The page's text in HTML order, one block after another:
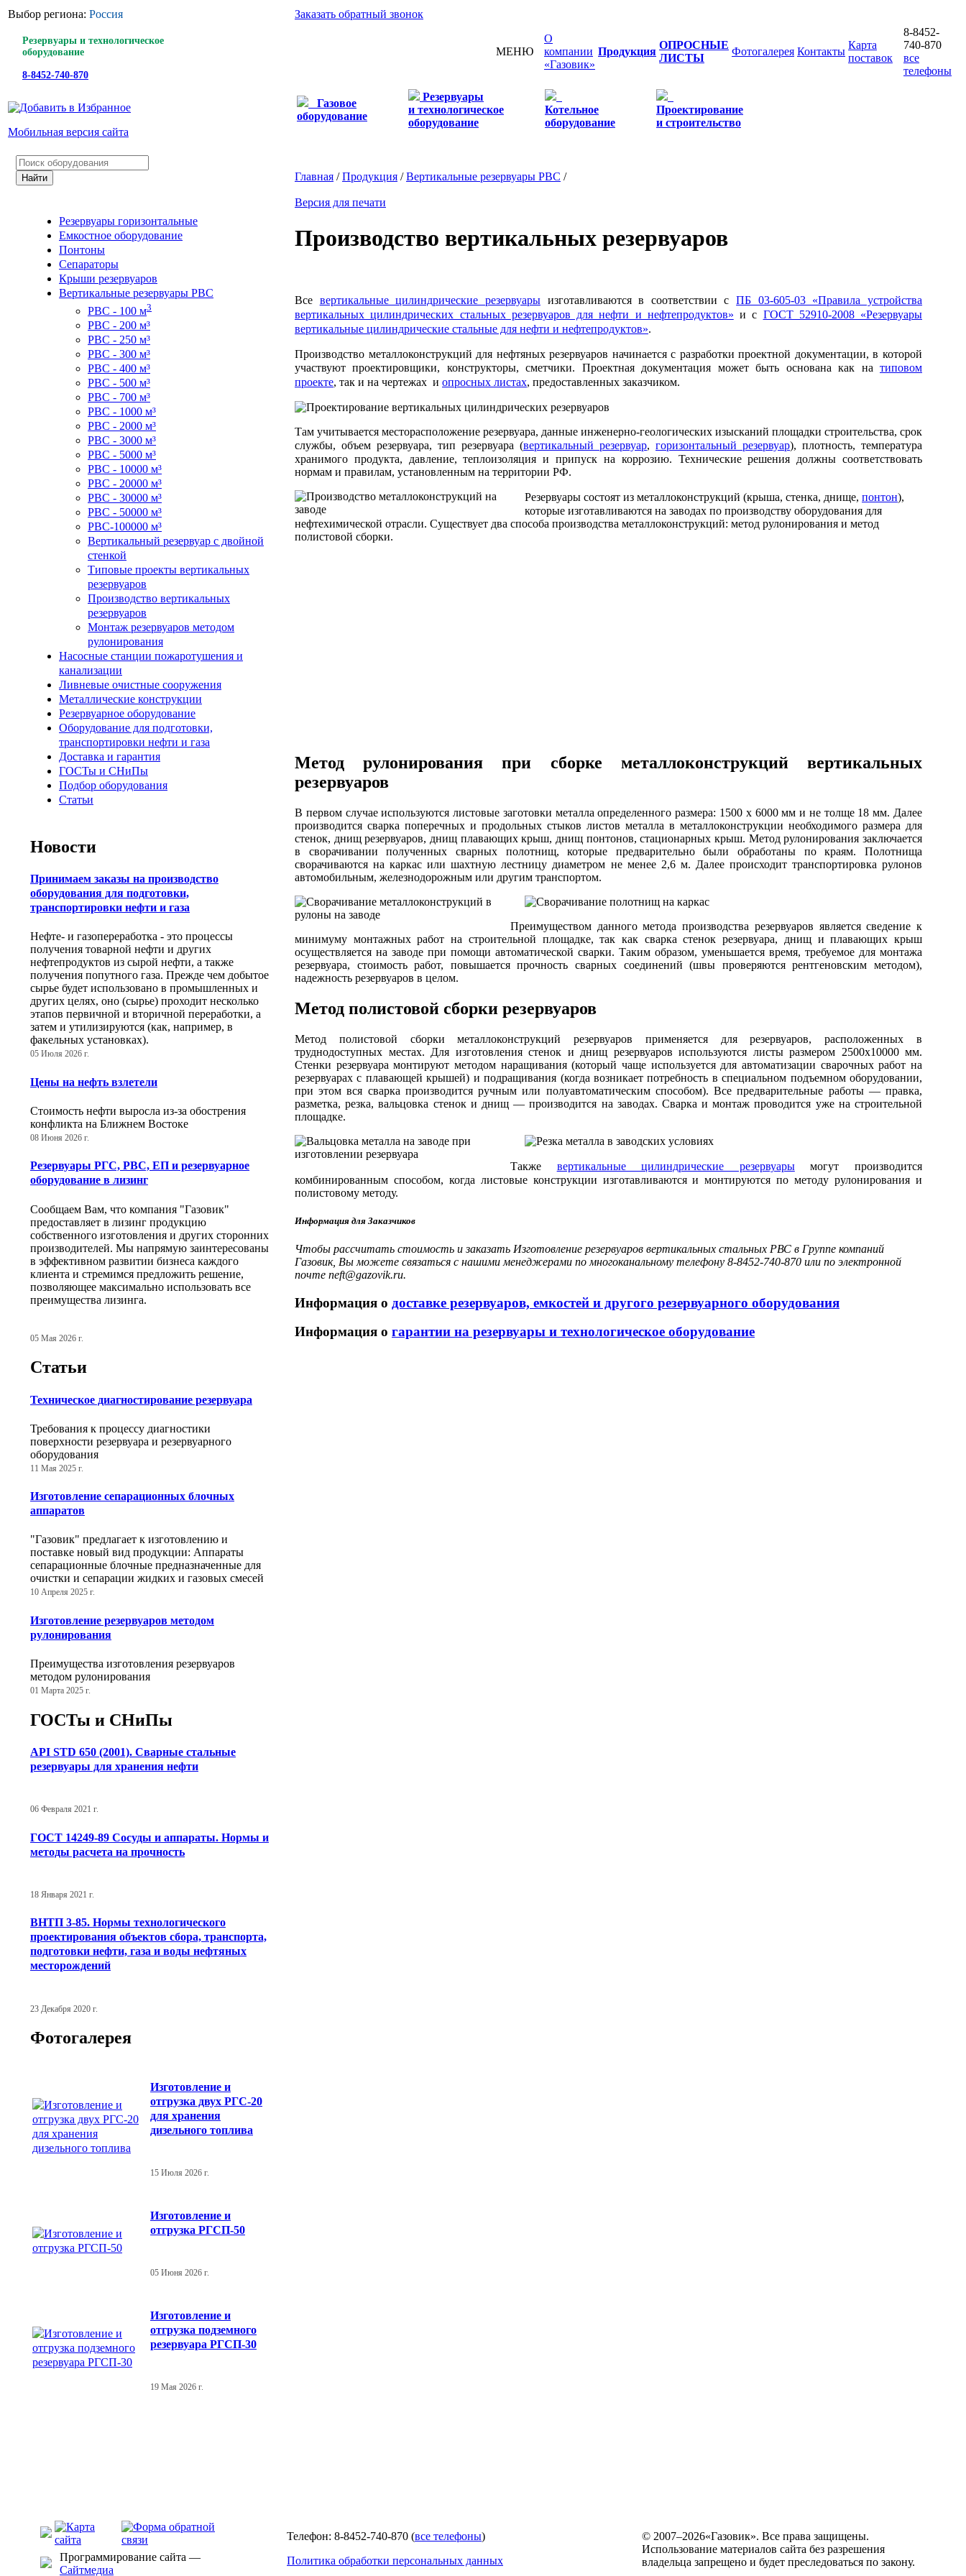
Выбор региона: Россия
Резервуары и технологическое
оборудование
8-8452-740-870
Мобильная версия сайта
Заказать обратный звонок
МЕНЮ
О
компании
«Газовик»
Продукция
ОПРОСНЫЕ
ЛИСТЫ
Фотогалерея Контакты
Карта
поставок
8-8452-
740-870
все
телефоны
Газовое
оборудование
Резервуары
и технологическое
оборудование
Котельное
оборудование
Проектирование
и строительство
Резервуары горизонтальные
Емкостное оборудование
Понтоны
Сепараторы
Крыши резервуаров
Вертикальные резервуары РВС
РВС - 100 м3
РВС - 200 м³
РВС - 250 м³
РВС - 300 м³
РВС - 400 м³
РВС - 500 м³
РВС - 700 м³
РВС - 1000 м³
РВС - 2000 м³
РВС - 3000 м³
РВС - 5000 м³
РВС - 10000 м³
РВС - 20000 м³
РВС - 30000 м³
РВС - 50000 м³
РВС-100000 м³
Вертикальный резервуар с двойной
стенкой
Типовые проекты вертикальных
резервуаров
Производство вертикальных
резервуаров
Монтаж резервуаров методом
рулонирования
Насосные станции пожаротушения и
канализации
Ливневые очистные сооружения
Металлические конструкции
Резервуарное оборудование
Оборудование для подготовки,
транспортировки нефти и газа
Доставка и гарантия
ГОСТы и СНиПы
Подбор оборудования
Статьи
Новости
Принимаем заказы на производство
оборудования для подготовки,
транспортировки нефти и газа
Нефте- и газопереработка - это процессы
получения товарной нефти и других
нефтепродуктов из сырой нефти, а также
получения попутного газа. Прежде чем добытое
сырье будет использовано в промышленных и
других целях, оно (сырье) проходит несколько
этапов первичной и вторичной переработки, а
затем и утилизируются (как, например, в
факельных установках).
05 Июля 2026 г.
Цены на нефть взлетели
Стоимость нефти выросла из-за обострения
конфликта на Ближнем Востоке
08 Июня 2026 г.
Резервуары РГС, РВС, ЕП и резервуарное
оборудование в лизинг
Сообщаем Вам, что компания "Газовик"
предоставляет в лизинг продукцию
собственного изготовления и других сторонних
производителей. Мы напрямую заинтересованы
в эффективном развитии бизнеса каждого
клиента и стремимся предложить решение,
позволяющее максимально использовать все
преимущества лизинга.
05 Мая 2026 г.
Статьи
Техническое диагностирование резервуара
Требования к процессу диагностики
поверхности резервуара и резервуарного
оборудования
11 Мая 2025 г.
Изготовление сепарационных блочных
аппаратов
"Газовик" предлагает к изготовлению и
поставке новый вид продукции: Аппараты
сепарационные блочные предназначенные для
очистки и сепарации жидких и газовых смесей
10 Апреля 2025 г.
Изготовление резервуаров методом
рулонирования
Преимущества изготовления резервуаров
методом рулонирования
01 Марта 2025 г.
ГОСТы и СНиПы
API STD 650 (2001). Сварные стальные
резервуары для хранения нефти
06 Февраля 2021 г.
ГОСТ 14249-89 Сосуды и аппараты. Нормы и
методы расчета на прочность
18 Января 2021 г.
ВНТП 3-85. Нормы технологического
проектирования объектов сбора, транспорта,
подготовки нефти, газа и воды нефтяных
месторождений
23 Декабря 2020 г.
Фотогалерея
Изготовление и
отгрузка двух РГС-20
для хранения
дизельного топлива
15 Июля 2026 г.
Изготовление и
отгрузка РГСП-50
05 Июня 2026 г.
Изготовление и
отгрузка подземного
резервуара РГСП-30
19 Мая 2026 г.
Главная /Продукция /Вертикальные резервуары РВС /
Версия для печати
Производство вертикальных резервуаров
Все вертикальные цилиндрические резервуарыизготавливаются в соответствии сПБ 03-605-03 «Правила устройства
вертикальных цилиндрических стальных резервуаров для нефти и нефтепродуктов» и с ГОСТ 52910-2008 «Резервуары
вертикальные цилиндрические стальные для нефти и нефтепродуктов».
Производство металлоконструкций для нефтяных резервуаров начинается с разработки проектной документации, в которой
участвуют проектировщики, конструкторы, сметчики. Проектная документация может быть основана как на типовом
проекте, так и на чертежах и опросных листах, предоставленных заказчиком.
Там учитывается месторасположение резервуара, данные инженерно-геологических изысканий площадки строительства, срок
службы, объем резервуара, тип резервуара (вертикальный резервуар, горизонтальный резервуар), плотность, температура
хранимого продукта, давление, теплоизоляция и припуск на коррозию. Технические решения должны соответствовать
нормам и правилам, установленным на территории РФ.
Резервуары состоят из металлоконструкций (крыша, стенка, днище, понтон),
которые изготавливаются на заводах по производству оборудования для
нефтехимической отрасли. Существует два способа производства металлоконструкций: метод рулонирования и метод
полистовой сборки.
Метод рулонирования при сборке металлоконструкций вертикальных
резервуаров
В первом случае используются листовые заготовки металла определенного размера: 1500 х 6000 мм и не толще 18 мм. Далее
производится сварка поперечных и продольных стыков листов металла в металлоконструкции необходимого размера для
стенок, днищ резервуаров, днищ плавающих крыш, днищ понтонов, стационарных крыш. Метод рулонирования заключается
в сворачивании полученных сварных полотнищ, которые предварительно были обработаны по краям. Полотнища
сворачиваются на каркас или шахтную лестницу диаметром не менее 2,6 м. Далее происходит транспортировка рулонов
автомобильным, железнодорожным или другим транспортом.
Преимуществом данного метода производства резервуаров является сведение к
минимуму монтажных работ на строительной площадке, так как сварка стенок резервуара, днищ и плавающих крыш
осуществляется на заводе при помощи автоматической сварки. Таким образом, уменьшается время, требуемое для монтажа
резервуара, стоимость работ, повышается прочность сварных соединений (швы проверяются рентгеновским методом),
надежность резервуаров в целом.
Метод полистовой сборки резервуаров
Метод полистовой сборки металлоконструкций резервуаров применяется для резервуаров, расположенных в
труднодоступных местах. Для изготовления стенок и днищ резервуаров используются листы размером 2500х10000 мм.
Стенки резервуара монтируют методом наращивания (который чаще используется для автоматизации сварочных работ на
резервуарах с плавающей крышей) и подращивания (когда возникает потребность в специальном подъемном оборудовании,
при этом вся сварка производится ручным или полуавтоматическим способом). Все предварительные работы — правка,
разметка, резка, вальцовка стенок и днищ — производится на заводах. Сварка и монтаж проводится уже на строительной
площадке.
Также вертикальные цилиндрические резервуарымогут производится
комбинированным способом, когда листовые конструкции изготавливаются и монтируются по методу рулонирования и
полистовому методу.
Информация для Заказчиков
Чтобы рассчитать стоимость и заказать Изготовление резервуаров вертикальных стальных РВС в Группе компаний
Газовик, Вы можете связаться с нашими менеджерами по многоканальному телефону 8-8452-740-870 или по электронной
почте neft@gazovik.ru.
Информация о доставке резервуаров, емкостей и другого резервуарного оборудования
Информация о гарантии на резервуары и технологическое оборудование
Программирование сайта —
Сайтмедиа
Телефон: 8-8452-740-870 (все телефоны)
Политика обработки персональных данных
© 2007–2026«Газовик». Все права защищены.
Использование материалов сайта без разрешения
владельца запрещено и будет преследоваться по закону.